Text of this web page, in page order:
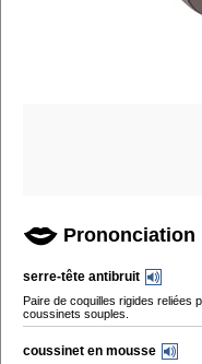
Prononciation
serre-tête antibruit
Paire de coquilles rigides reliées
coussinets souples.
coussinet en mousse